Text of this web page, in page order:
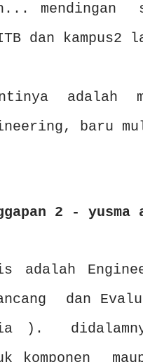
mendingan
dan
adalah
baru
2 - yusma
adalah
dan
).
komponen